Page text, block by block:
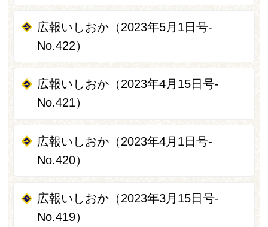
広報いしおか（2023年5月1日号-
No.422）
広報いしおか（2023年4月15日号-
No.421）
広報いしおか（2023年4月1日号-
No.420）
広報いしおか（2023年3月15日号-
No.419）